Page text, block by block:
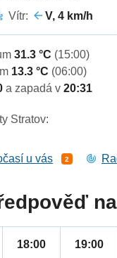
Vítr:
V, 4 km/h
31.3 °C (15:00)
13.3 °C (06:00)
a zapadá v20:31
Stratov:
u vás 2
18:00 19:00